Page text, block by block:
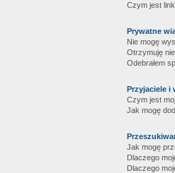
Czym jest
Prywatne
Nie mogę
Otrzymuję
Odebrałem
Przyjaciele i
Czym jest
Jak mogę
Jak mogę
Dlaczego
Dlaczego